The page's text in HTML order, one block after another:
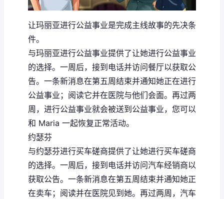
让玛丽亚进行公益事业是完成主线故事的先决条
件。
与玛丽亚进行公益事业提供了让她进行公益事业
的选择。一周后，接到电话并访问餐厅以获取公
告。一条新消息在第五周结束并通知她正在进行
公益事业；阅读它并在医院与他们会面。再过两
周，进行公益事业就会被送到公益事业，您可以
和 Maria 一起恢复正常活动。
约瑟芬
与约瑟芬进行买车磋商提供了让她进行买车磋商
的选择。一周后，接到电话并访问汽车经销商以
获取公告。一条新消息在第五周结束并通知她正
在卖车；阅读并在医院见到她。再过两周，汽车